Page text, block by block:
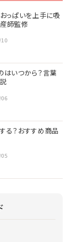
っぱいを上手に吸
師監修
はいつから？言葉
る？おすすめ商品